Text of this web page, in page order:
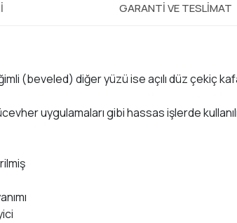
GARANTI VE TESLIMAT
(beveled) diğer yüzü ise açılı düz çekiç
uygulamaları gibi hassas işlerde